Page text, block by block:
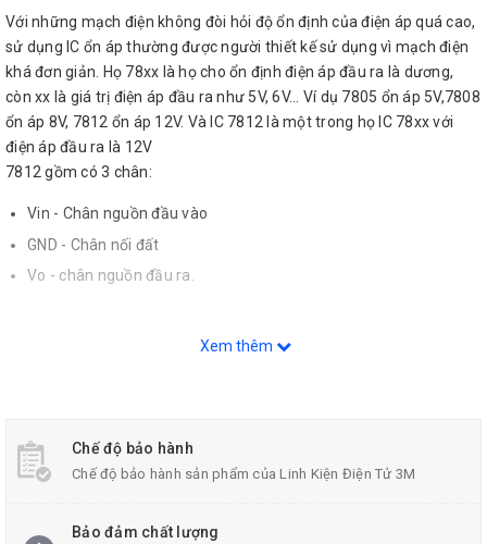
Với những mạch điện không đòi hỏi độ ổn định của điện áp quá cao,
sử dụng IC ổn áp thường được người thiết kế sử dụng vì mạch điện
khá đơn giản. Họ 78xx là họ cho ổn định điện áp đầu ra là dương,
còn xx là giá trị điện áp đầu ra như 5V, 6V... Ví dụ 7805 ổn áp 5V,7808
ổn áp 8V, 7812 ổn áp 12V. Và IC 7812 là một trong họ IC 78xx với
điện áp đầu ra là 12V
7812 gồm có 3 chân:
Vin - Chân nguồn đầu vào
GND - Chân nối đất
Vo - chân nguồn đầu ra.
Thông Số Kỹ Thuật
Dòng điện cực đại: 1.5A(Max)
Xem thêm
Chế độ bảo hành
Chế độ bảo hành sản phẩm của Linh Kiện Điện Tử 3M
Bảo đảm chất lượng